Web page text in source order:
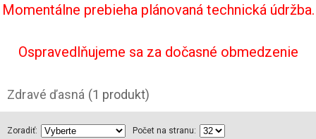
Momentálne prebieha plánovaná technická údržba.
Ospravedlňujeme sa za dočasné obmedzenie
Zdravé ďasná (1 produkt)
Zoradiť: Počet na stranu: